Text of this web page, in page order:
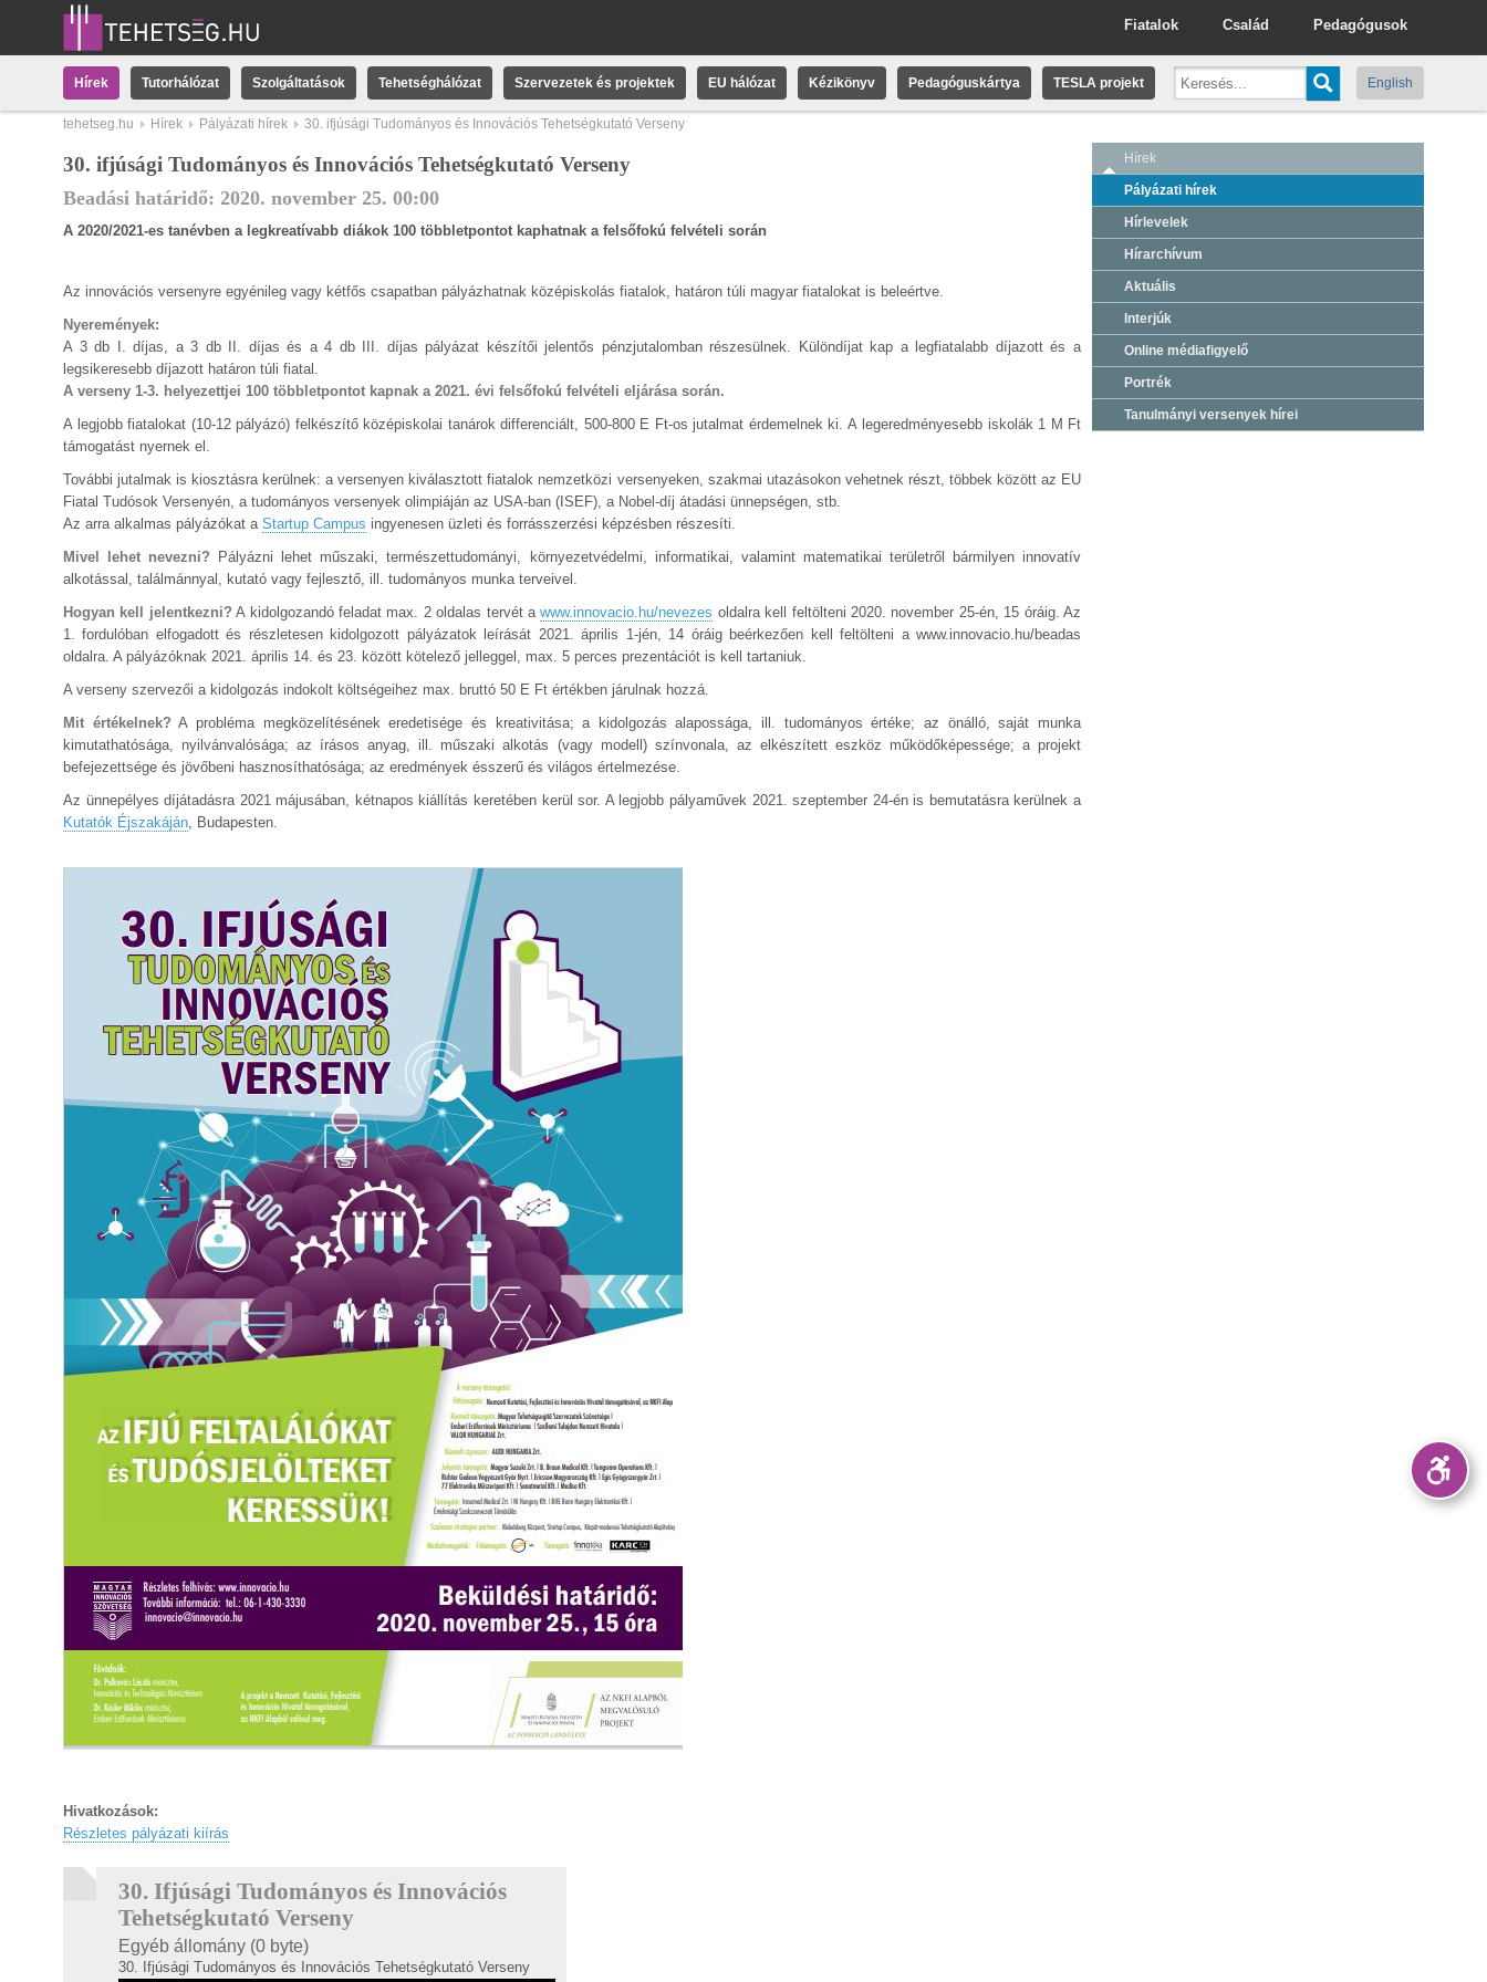
Pedagógusok
Család
Fiatalok
Hírek Tutorhálózat Szolgáltatások Tehetséghálózat Szervezetek és projektek EU hálózat Kézikönyv Pedagóguskártya TESLA projekt English
tehetseg.hu Hírek Pályázati hírek 30. ifjúsági Tudományos és Innovációs Tehetségkutató Verseny
30. ifjúsági Tudományos és Innovációs Tehetségkutató Verseny
Beadási határidő: 2020. november 25. 00:00
A 2020/2021-es tanévben a legkreatívabb diákok 100 többletpontot kaphatnak a felsőfokú felvételi során
Az innovációs versenyre egyénileg vagy kétfős csapatban pályázhatnak középiskolás fiatalok, határon túli magyar fiatalokat is beleértve.
Nyeremények:
A 3 db I. díjas, a 3 db II. díjas és a 4 db III. díjas pályázat készítői jelentős pénzjutalomban részesülnek. Különdíjat kap a legfiatalabb díjazott és a
legsikeresebb díjazott határon túli fiatal.
A verseny 1-3. helyezettjei 100 többletpontot kapnak a 2021. évi felsőfokú felvételi eljárása során.
A legjobb fiatalokat (10-12 pályázó) felkészítő középiskolai tanárok differenciált, 500-800 E Ft-os jutalmat érdemelnek ki. Alegeredményesebb iskolák 1 M Ft
támogatást nyernek el.
További jutalmak is kiosztásra kerülnek: a versenyen kiválasztott fiatalok nemzetközi versenyeken, szakmai utazásokon vehetnek részt, többek között az EU
Fiatal Tudósok Versenyén, a tudományos versenyek olimpiáján az USA-ban (ISEF), a Nobel-díj átadási ünnepségen, stb.
Az arra alkalmas pályázókat a Startup Campus ingyenesen üzleti és forrásszerzési képzésben részesíti.
Mivel lehet nevezni?
Pályázni lehet műszaki, természettudományi, környezetvédelmi, informatikai, valamint matematikai területről bármilyen innovatív
alkotással, találmánnyal, kutató vagy fejlesztő, ill. tudományos munka terveivel.
Hogyan kell jelentkezni? A kidolgozandó feladat max. 2 oldalas tervét awww.innovacio.hu/nevezes oldalra kell feltölteni 2020. november 25-én, 15 óráig. Az
1. fordulóban elfogadott és részletesen kidolgozott pályázatok leírását 2021. április 1-jén, 14 óráig beérkezően kell feltölteni a www.innovacio.hu/beadas
oldalra. A pályázóknak 2021. április 14. és 23. között kötelező jelleggel, max. 5 perces prezentációt is kell tartaniuk.
A verseny szervezői a kidolgozás indokolt költségeihez max. bruttó 50 E Ft értékben járulnak hozzá.
Mit értékelnek? A probléma megközelítésének eredetisége és kreativitása; a kidolgozás alapossága, ill. tudományos értéke; az önálló, saját munka
kimutathatósága, nyilvánvalósága; az írásos anyag, ill. műszaki alkotás (vagy modell) színvonala, az elkészített eszköz működőképessége; a projekt
befejezettsége és jövőbeni hasznosíthatósága; az eredmények ésszerű és világos értelmezése.
Az ünnepélyes díjátadásra 2021 májusában, kétnapos kiállítás keretében kerül sor. A legjobb pályaművek 2021. szeptember 24-én is bemutatásra kerülnek a
Kutatók Éjszakáján, Budapesten.
Hivatkozások:
Részletes pályázati kiírás
30. Ifjúsági Tudományos és Innovációs
Tehetségkutató Verseny
Egyéb állomány (0 byte)
30. Ifjúsági Tudományos és Innovációs Tehetségkutató Verseny
Hírek
Pályázati hírek
Hírlevelek
Hírarchívum
Aktuális
Interjúk
Online médiafigyelő
Portrék
Tanulmányi versenyek hírei